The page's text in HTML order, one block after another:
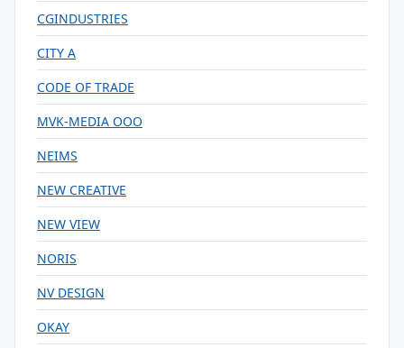
CGINDUSTRIES
CITY A
CODE OF TRADE
MVK-MEDIA ООО
NEIMS
NEW CREATIVE
NEW VIEW
NORIS
NV DESIGN
OKAY